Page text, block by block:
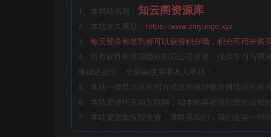
1、本网站名称： 知云阁资源库
2、本站永久网址： https://www.zhiyunge.xyz
3、 每天登录和签到都可以获得积分哦，积分可用来购
4、所有软件和资源版权归原公司所有，仅供学习与研
造成的损失，全部由使用者本人承担！
5、本站一律禁止以任何方式发布或转载任何违法的相
6、本站资源均来自互联网，如本站存在侵犯您的版权
7、本站资源如发现失效，请联系我们，我们会第一时间